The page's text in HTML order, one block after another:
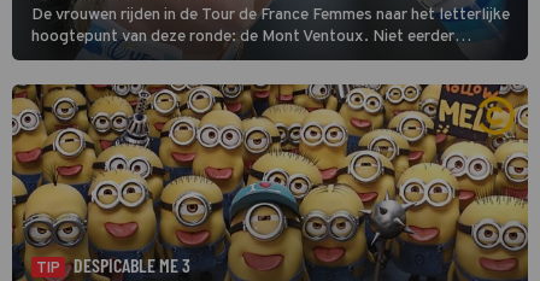
De vrouwen rijden in de Tour de France Femmes naar het letterlijke
hoogtepunt van deze ronde: de Mont Ventoux. Niet eerder
finishten de vrouwen voor deze koers op deze kale col uit de
buitencategorie. De aanloop naar de slotklim is vlak.
TIP
DESPICABLE ME 3